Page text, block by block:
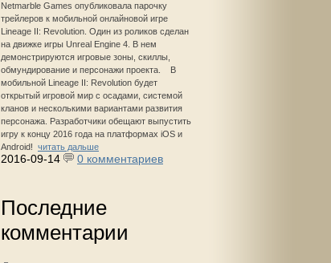
Netmarble Games опубликовала парочку
трейлеров к мобильной онлайновой игре
Lineage II: Revolution. Один из роликов сделан
на движке игры Unreal Engine 4. В нем
демонстрируются игровые зоны, скиллы,
обмундирование и персонажи проекта. В
мобильной Lineage II: Revolution будет
открытый игровой мир с осадами, системой
кланов и несколькими вариантами развития
персонажа. Разработчики обещают выпустить
игру к концу 2016 года на платформах iOS и
Android! читать дальше
2016-09-14 0 комментариев
Последние
комментарии